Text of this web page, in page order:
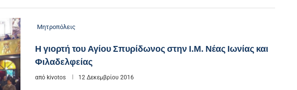
Μητροπόλεις
Η γιορτή του Αγίου Σπυρίδωνος στην Ι.Μ. Νέας Ιωνίας και
Φιλαδελφείας
από kivotos 12 Δεκεμβρίου 2016